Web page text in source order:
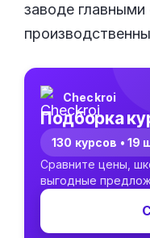
заводе главными
Checkroi
Подборка
130 курсов • 19
Сравните цены,
выгодные